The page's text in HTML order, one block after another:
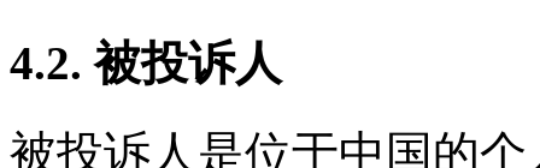
4.2. 被投诉人
被投诉人是位于中国的个